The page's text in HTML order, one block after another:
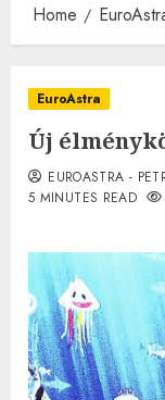
Home
EuroAstra
Új
EUROASTRA -
5 MINUTES READ